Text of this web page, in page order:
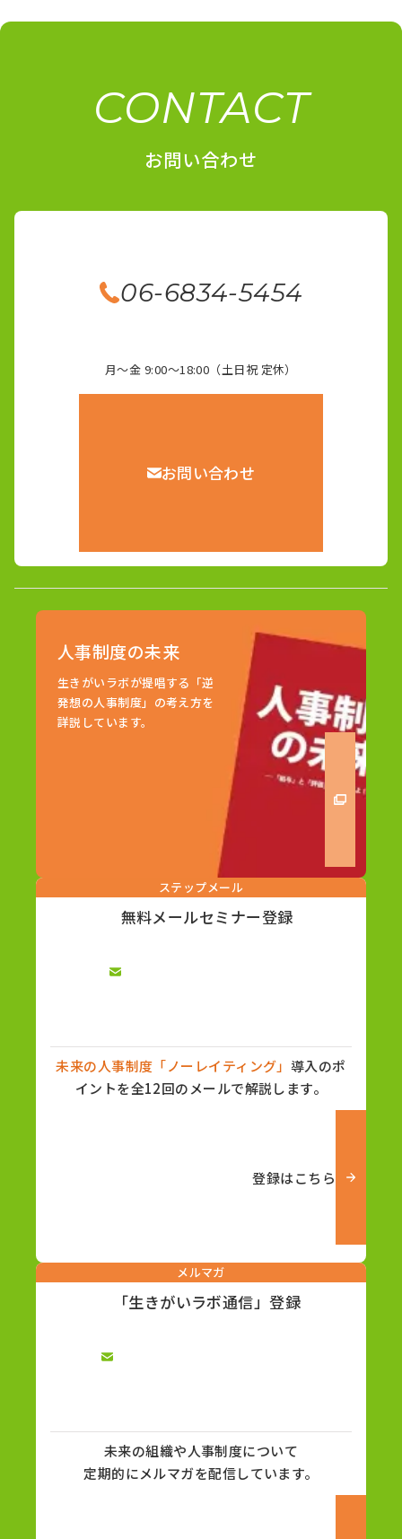
CONTACT
お問い合わせ
06-6834-5454
月～金 9:00～18:00（土日祝 定休）
お問い合わせ
人事制度の未来
生きがいラボが提唱する「逆
発想の人事制度」の考え方を
詳説しています。
ステップメール
無料メールセミナー登録
未来の人事制度「ノーレイティング」 導入のポ
イントを全12回のメールで解説します。
登録はこちら
メルマガ
「生きがいラボ通信」登録
未来の組織や人事制度について
定期的にメルマガを配信しています。